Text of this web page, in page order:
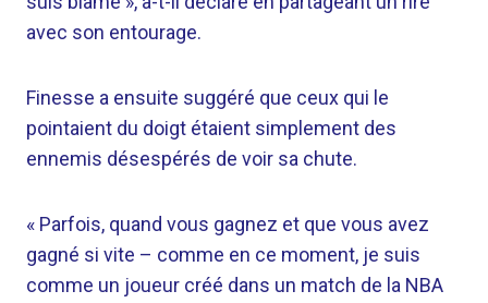
avec son entourage.
Finesse a ensuite suggéré que ceux qui le
pointaient du doigt étaient simplement des
ennemis désespérés de voir sa chute.
« Parfois, quand vous gagnez et que vous avez
gagné si vite – comme en ce moment, je suis
comme un joueur créé dans un match de la NBA